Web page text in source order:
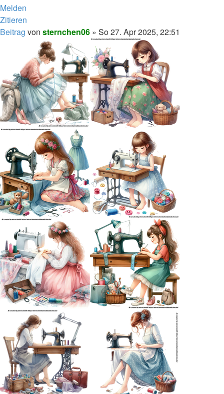
Melden
Zitieren
Beitrag von sternchen06 » So 27. Apr 2025, 22:51